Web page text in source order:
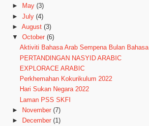
►
May (3)
► July (4)
► August (3)
▼
October (6)
Aktiviti Bahasa Arab Sempena Bulan Bahasa
PERTANDINGAN NASYID ARABIC
EXPLORACE ARABIC
Perkhemahan Kokurikulum 2022
Hari Sukan Negara 2022
Laman PSS SKFI
►
November (7)
►
December (1)